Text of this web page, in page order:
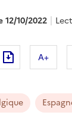
12/10/2022
A+